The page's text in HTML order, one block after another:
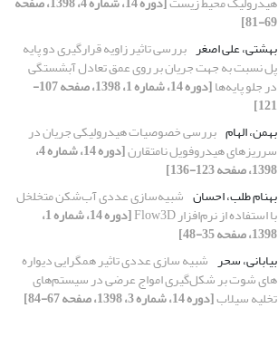
69-81]
بهشتی، علی اصغر بررسی تاثیر زاویه قرارگیری دو پایه
پل نسبت به جهت جریان بر روی عمق تعادل آبشستگی
در جلو پایه‌ها [دوره 14، شماره 1، 1398، صفحه 107-
121]
بهمن، الهام بررسی خصوصیات هیدرولیکی جریان در
سرریزهای هیدروفویل نامتقارن [دوره 14، شماره 4،
1398، صفحه 123-136]
بهنام طلب، احسان شبیه‌سازی عددی آب‌شکن متخلخل
با استفاده از نرم‌افزار Flow3D [دوره 14، شماره 1،
1398، صفحه 35-48]
بیابانی، سحر شبیه سازی عددی تاثیر همگرایی دیواره
‌های شوت بر شکل‌گیری امواج عرضی در سیستم‌های
تخلیه سیلاب[دوره 14، شماره 3، 1398، صفحه 67-84]